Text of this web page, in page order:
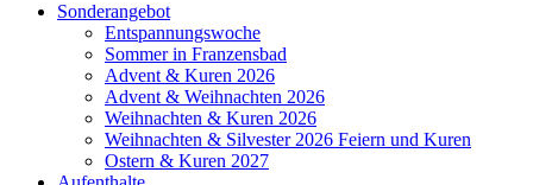
Sonderangebot
Entspannungswoche
Sommer in Franzensbad
Advent & Kuren 2026
Advent & Weihnachten 2026
Weihnachten & Kuren 2026
Weihnachten & Silvester 2026 Feiern und Kuren
Ostern & Kuren 2027